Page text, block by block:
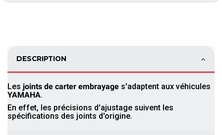
DESCRIPTION
Les joints de carter embrayage s'adaptent aux véhicules
YAMAHA.
En effet, les précisions d'ajustage suivent les
spécifications des joints d'origine.